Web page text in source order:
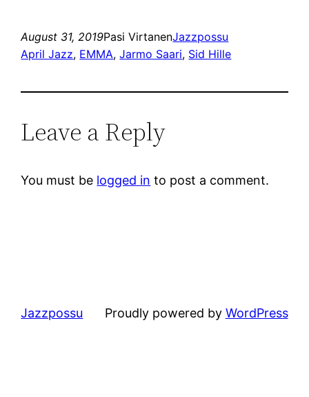
August 31, 2019Pasi VirtanenJazzpossu
April Jazz, EMMA, Jarmo Saari, Sid Hille
Leave a Reply
You must be logged in to post a comment.
Jazzpossu Proudly powered by WordPress